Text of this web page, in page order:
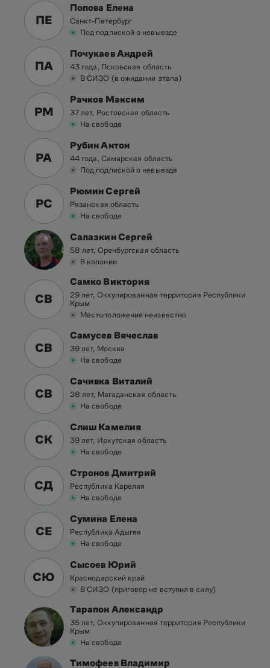
ПЕ
Попова Елена
Санкт-Петербург
Под подпиской о невыезде
ПА
Почукаев Андрей
43 года, Псковская область
В СИЗО (в ожидании этапа)
РМ
Рачков Максим
37 лет, Ростовская область
На свободе
РА
Рубин Антон
44 года, Самарская область
Под подпиской о невыезде
РС
Рюмин Сергей
Рязанская область
На свободе
Салазкин Сергей
58 лет, Оренбургская область
В колонии
СВ
Самко Виктория
29 лет, Оккупированная территория Республики
Крым
Местоположение неизвестно
СВ
Самусев Вячеслав
39 лет, Москва
На свободе
СВ
Сачивка Виталий
28 лет, Магаданская область
На свободе
СК
Слиш Камелия
39 лет, Иркутская область
На свободе
СД
Стронов Дмитрий
Республика Карелия
На свободе
СЕ
Сумина Елена
Республика Адыгея
На свободе
СЮ
Сысоев Юрий
Краснодарский край
В СИЗО (приговор не вступил в силу)
Тарапон Александр
35 лет, Оккупированная территория Республики
Крым
На свободе
Тимофеев Владимир